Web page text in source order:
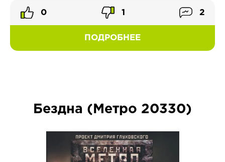
ПОДРОБНЕЕ
0 1 2
Бездна (Метро 20330)